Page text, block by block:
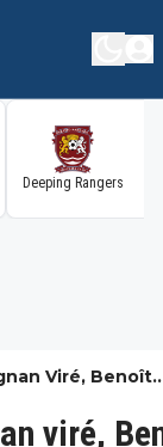
Deeping Rangers
Viré, Benoît
(off.)
viré,